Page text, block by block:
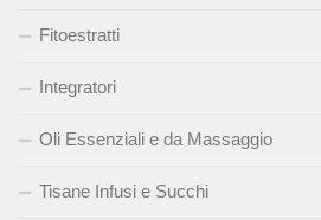
Fitoestratti
Integratori
Oli Essenziali e da Massaggio
Tisane Infusi e Succhi